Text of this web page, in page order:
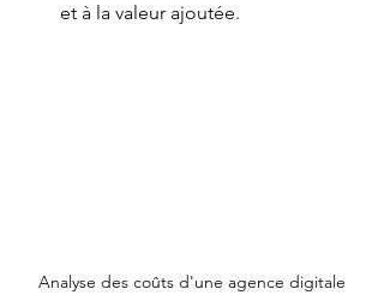
et à la valeur ajoutée.
Analyse des coûts d'une agence digitale